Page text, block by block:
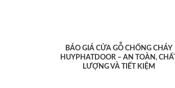
BÁO GIÁ CỬA GỖ CHỐNG CHÁY
HUYPHATDOOR – AN TOÀN, CHẤT
LƯỢNG VÀ TIẾT KIỆM